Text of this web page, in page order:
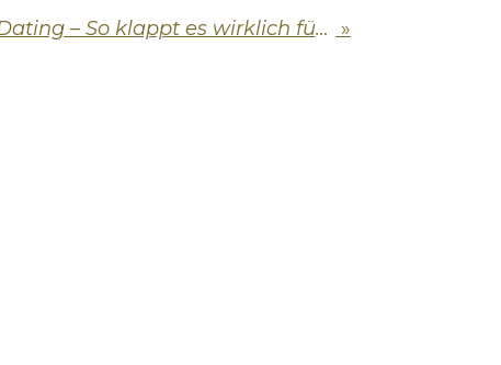
Ratgeber Online-Dating – So klappt es wirklich für Singles ab 30 »